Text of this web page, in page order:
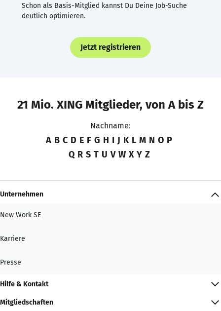
Schon als Basis-Mitglied kannst Du Deine Job-Suche
deutlich optimieren.
Jetzt registrieren
21 Mio. XING Mitglieder, von A bis Z
Nachname:
A B C D E F G H I J K L M N O P
Q R S T U V W X Y Z
Unternehmen
New Work SE
Karriere
Presse
Hilfe & Kontakt
Mitgliedschaften